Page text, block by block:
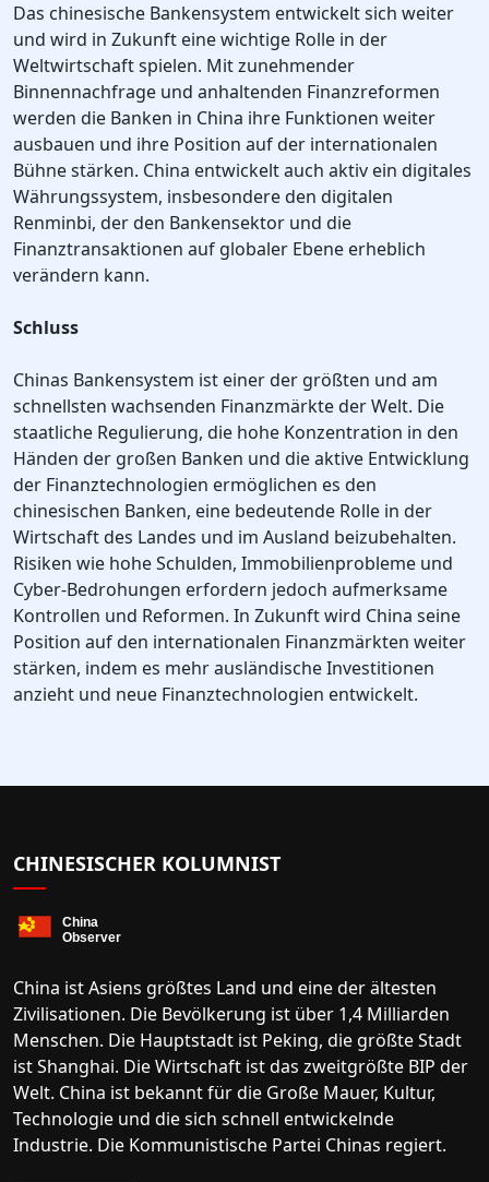
Das chinesische Bankensystem entwickelt sich weiter
und wird in Zukunft eine wichtige Rolle in der
Weltwirtschaft spielen. Mit zunehmender
Binnennachfrage und anhaltenden Finanzreformen
werden die Banken in China ihre Funktionen weiter
ausbauen und ihre Position auf der internationalen
Bühne stärken. China entwickelt auch aktiv ein digitales
Währungssystem, insbesondere den digitalen
Renminbi, der den Bankensektor und die
Finanztransaktionen auf globaler Ebene erheblich
verändern kann.
Schluss
Chinas Bankensystem ist einer der größten und am
schnellsten wachsenden Finanzmärkte der Welt. Die
staatliche Regulierung, die hohe Konzentration in den
Händen der großen Banken und die aktive Entwicklung
der Finanztechnologien ermöglichen es den
chinesischen Banken, eine bedeutende Rolle in der
Wirtschaft des Landes und im Ausland beizubehalten.
Risiken wie hohe Schulden, Immobilienprobleme und
Cyber-Bedrohungen erfordern jedoch aufmerksame
Kontrollen und Reformen. In Zukunft wird China seine
Position auf den internationalen Finanzmärkten weiter
stärken, indem es mehr ausländische Investitionen
anzieht und neue Finanztechnologien entwickelt.
CHINESISCHER KOLUMNIST
China ist Asiens größtes Land und eine der ältesten
Zivilisationen. Die Bevölkerung ist über 1,4 Milliarden
Menschen. Die Hauptstadt ist Peking, die größte Stadt
ist Shanghai. Die Wirtschaft ist das zweitgrößte BIP der
Welt. China ist bekannt für die Große Mauer, Kultur,
Technologie und die sich schnell entwickelnde
Industrie. Die Kommunistische Partei Chinas regiert.